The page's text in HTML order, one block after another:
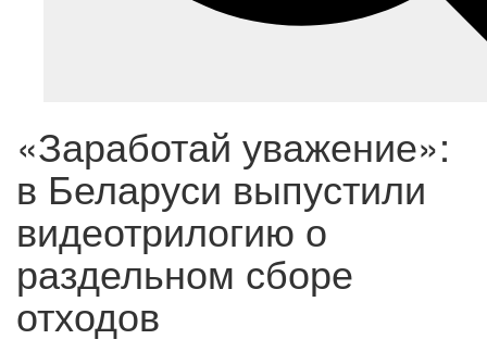
«Заработай уважение»:
в Беларуси выпустили
видеотрилогию о
раздельном сборе
отходов